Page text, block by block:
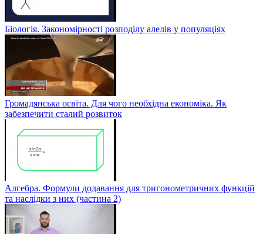
Біологія. Закономірності розподілу алелів у популяціях
Громадянська освіта. Для чого необхідна економіка. Як
забезпечити сталий розвиток
Алгебра. Формули додавання для тригонометричних функцій
та наслідки з них (частина 2)